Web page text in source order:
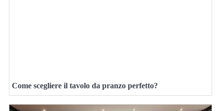
Come scegliere il tavolo da pranzo perfetto?